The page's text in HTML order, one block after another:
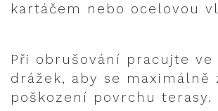
kartáčem nebo ocelovou
Při obrušování pracujte ve
drážek, aby se maximálně
poškození povrchu terasy.